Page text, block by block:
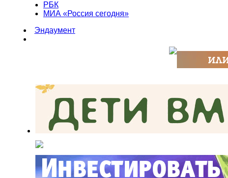
РБК
МИА «Россия сегодня»
Эндаумент